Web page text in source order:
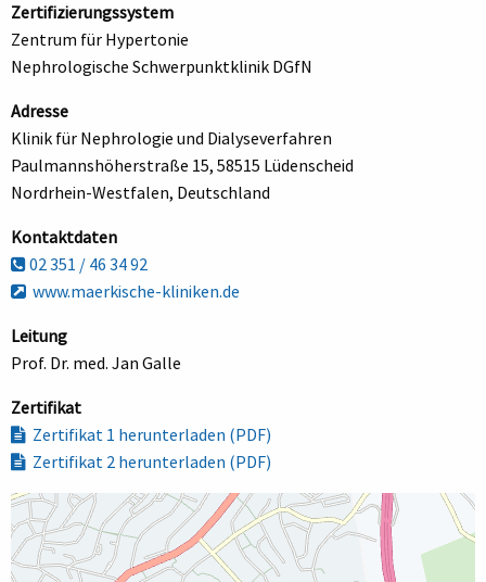
Zertifizierungssystem
Zentrum für Hypertonie
Nephrologische Schwerpunktklinik DGfN
Adresse
Klinik für Nephrologie und Dialyseverfahren
Paulmannshöherstraße 15, 58515 Lüdenscheid
Nordrhein-Westfalen, Deutschland
Kontaktdaten
02 351 / 46 34 92
www.maerkische-kliniken.de
Leitung
Prof. Dr. med. Jan Galle
Zertifikat
Zertifikat 1 herunterladen (PDF)
Zertifikat 2 herunterladen (PDF)